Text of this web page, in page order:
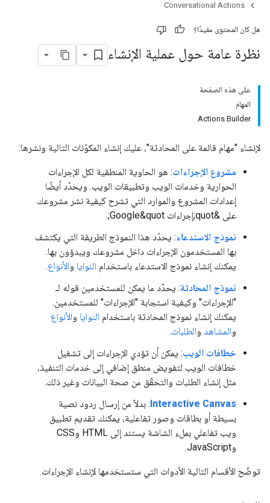
Conversational Actions
هل كان المحتوى مفيدًا؟
نظرة عامة حول عملية الإنشاء
على هذه الصفحة
المهام
Actions Builder
لإنشاء "مهام قائمة على المحادثة"، عليك إنشاء المكوّنات التالية ونشرها:
مشروع الإجراءات: هو الحاوية المنطقية لكل الإجراءات
الحوارية وخدمات الويب وتطبيقات الويب. ويحدّد أيضًا
إعدادات المشروع والموارد التي تشرح كيفية نشر مشروعك
على &quot;إجراءات Google&quot;.
نموذج الاستدعاء: يحدّد هذا النموذج الطريقة التي يكتشف
بها المستخدمون الإجراءات داخل مشروعك ويبدؤون بها.
يمكنك إنشاء نموذج الاستدعاء باستخدام النوايا والأنواع.
نموذج المحادثة: يحدّد ما يمكن للمستخدمين قوله لـ
"الإجراءات" وكيفية استجابة "الإجراءات" للمستخدمين.
يمكنك إنشاء نموذج المحادثة باستخدام النوايا والأنواع
والمشاهد والطلبات.
خطافات الويب: يمكن أن تؤدي الإجراءات إلى تشغيل
خطافات الويب لتفويض منطق إضافي إلى خدمات التنفيذ،
مثل إنشاء الطلبات والتحقّق من صحة البيانات وغير ذلك.
Interactive Canvas: بدلاً من إرسال ردود نصية
بسيطة أو بطاقات وصور تفاعلية، يمكنك تقديم تطبيق
ويب تفاعلي بملء الشاشة يستند إلى HTML وCSS
وJavaScript.
توضّح الأقسام التالية الأدوات التي ستستخدمها لإنشاء الإجراءات.